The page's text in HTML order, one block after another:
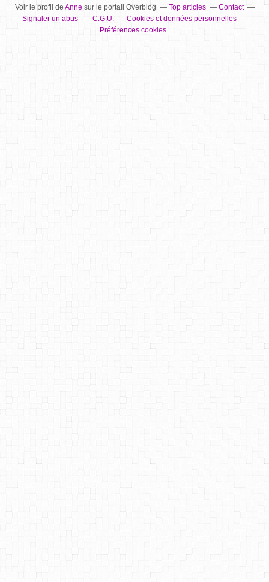
Voir le profil de Annesur le portail Overblog Top articles
Contact
Signaler un abus
C.G.U.
Cookies et données personnelles
Préférences cookies